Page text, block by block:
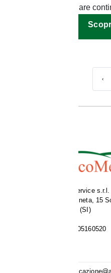
meglio lo spazio e dare
‹
Garden Service s.r.l.
Loc. Carpineta, 15
Sinalunga (SI)
P.IVA 00805160520